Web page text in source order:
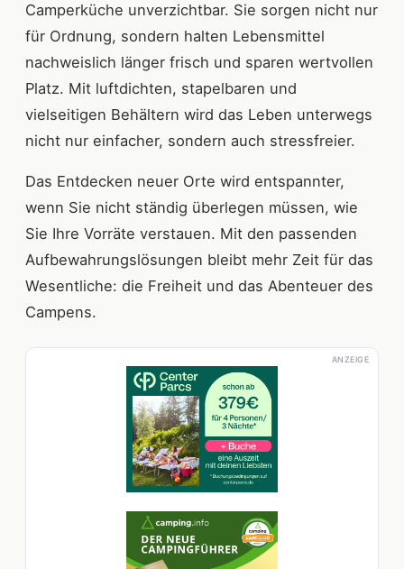
Camperküche unverzichtbar. Sie sorgen nicht nur
für Ordnung, sondern halten Lebensmittel
nachweislich länger frisch und sparen wertvollen
Platz. Mit luftdichten, stapelbaren und
vielseitigen Behältern wird das Leben unterwegs
nicht nur einfacher, sondern auch stressfreier.
Das Entdecken neuer Orte wird entspannter,
wenn Sie nicht ständig überlegen müssen, wie
Sie Ihre Vorräte verstauen. Mit den passenden
Aufbewahrungslösungen bleibt mehr Zeit für das
Wesentliche: die Freiheit und das Abenteuer des
Campens.
ANZEIGE